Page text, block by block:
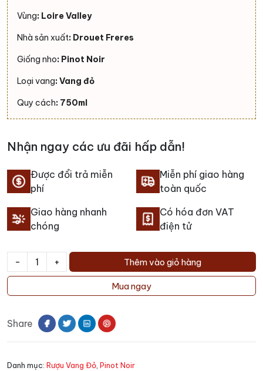
Vùng: Loire Valley
Nhà sản xuất: Drouet Freres
Giống nho: Pinot Noir
Loại vang: Vang đỏ
Quy cách: 750ml
Nhận ngay các ưu đãi hấp dẫn!
Được đổi trả miễn
phí
Miễn phí giao hàng
toàn quốc
Giao hàng nhanh
chóng
Có hóa đơn VAT
điện tử
-
Rượu
Privilege
Noir
+ Thêm vào giỏ hàng
Mua ngay
Share
Danh mục: Rượu Vang Đỏ, Pinot Noir